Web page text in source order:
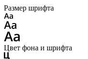
Размер шрифта
Цвет фона и шрифта